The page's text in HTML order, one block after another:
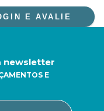
E AVALIE
newsletter
E